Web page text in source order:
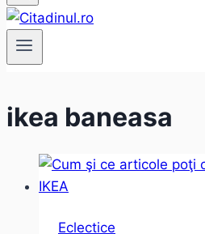
ikea baneasa
Eclectice